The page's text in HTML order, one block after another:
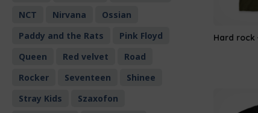
NCT
Nirvana
Ossian
Paddy and the Rats
Pink Floyd
Queen
Red velvet
Road
Rocker
Seventeen
Shinee
Stray Kids
Szaxofon
Hard rock